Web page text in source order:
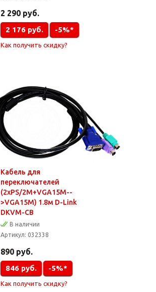
2 290 руб.
2 176 руб. -5%*
Как получить скидку?
Кабель для
переключателей
(2xPS/2M+VGA15M--
>VGA15M) 1.8м D-Link
DKVM-CB
В наличии
Артикул: 032338
890 руб.
846 руб. -5%*
Как получить скидку?